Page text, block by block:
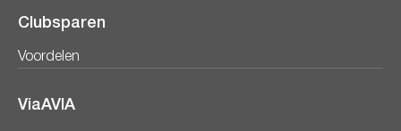
Clubsparen
Voordelen
ViaAVIA